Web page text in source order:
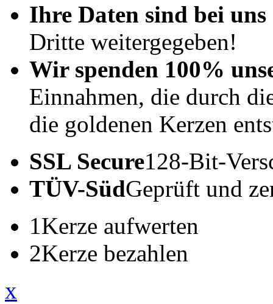
Ihre Daten sind bei uns
Dritte weitergegeben!
Wir spenden 100%
Einnahmen, die durch
die goldenen Kerzen
SSL Secure128-Bit-
TÜV-SüdGeprüft und
1Kerze aufwerten
2Kerze bezahlen
x